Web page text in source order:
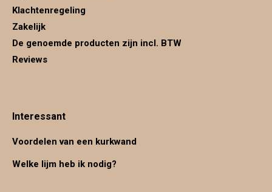
Klachtenregeling
Zakelijk
De genoemde producten zijn incl. BTW
Reviews
Interessant
Voordelen van een kurkwand
Welke lijm heb ik nodig?